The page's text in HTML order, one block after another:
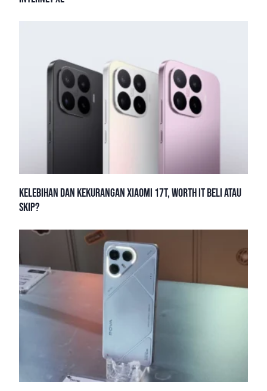
Kelebihan dan Kekurangan Xiaomi 17T, Worth It Beli atau
Skip?